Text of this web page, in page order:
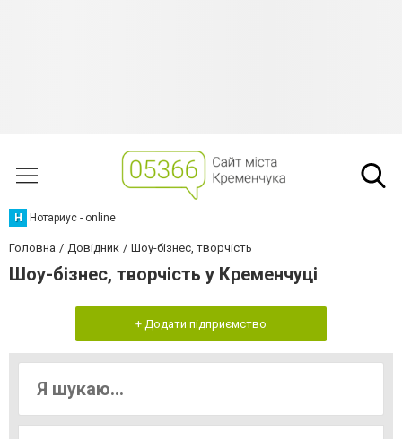
Н Нотариус - online
Головна Довідник Шоу-бізнес, творчість
Шоу-бізнес, творчість у Кременчуці
+ Додати підприємство